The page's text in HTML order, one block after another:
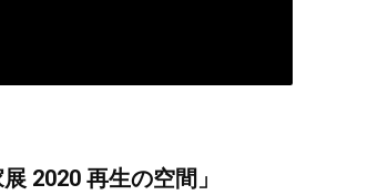
2020 再生の空間」